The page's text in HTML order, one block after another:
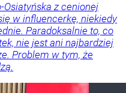
Osiatyńska z cenionej
w influencerkę, niekiedy
Paradoksalnie to, co
nie jest ani najbardziej
Problem w tym, że